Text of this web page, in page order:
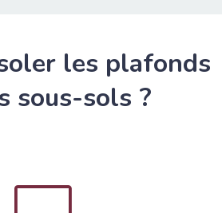
les plafonds
sous-sols ?